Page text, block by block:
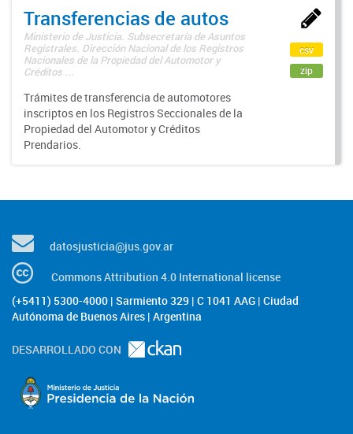
Transferencias de autos
Ministerio de Justicia. Subsecretaría de Asuntos
Registrales. Dirección Nacional de los Registros
Nacionales de la Propiedad del Automotor y
Créditos ...
Trámites de transferencia de automotores
inscriptos en los Registros Seccionales de la
Propiedad del Automotor y Créditos
Prendarios.
csv
zip
datosjusticia@jus.gov.ar
Commons Attribution 4.0 International license
(+5411) 5300-4000 | Sarmiento 329 | C 1041 AAG | Ciudad
Autónoma de Buenos Aires | Argentina
DESARROLLADO CON